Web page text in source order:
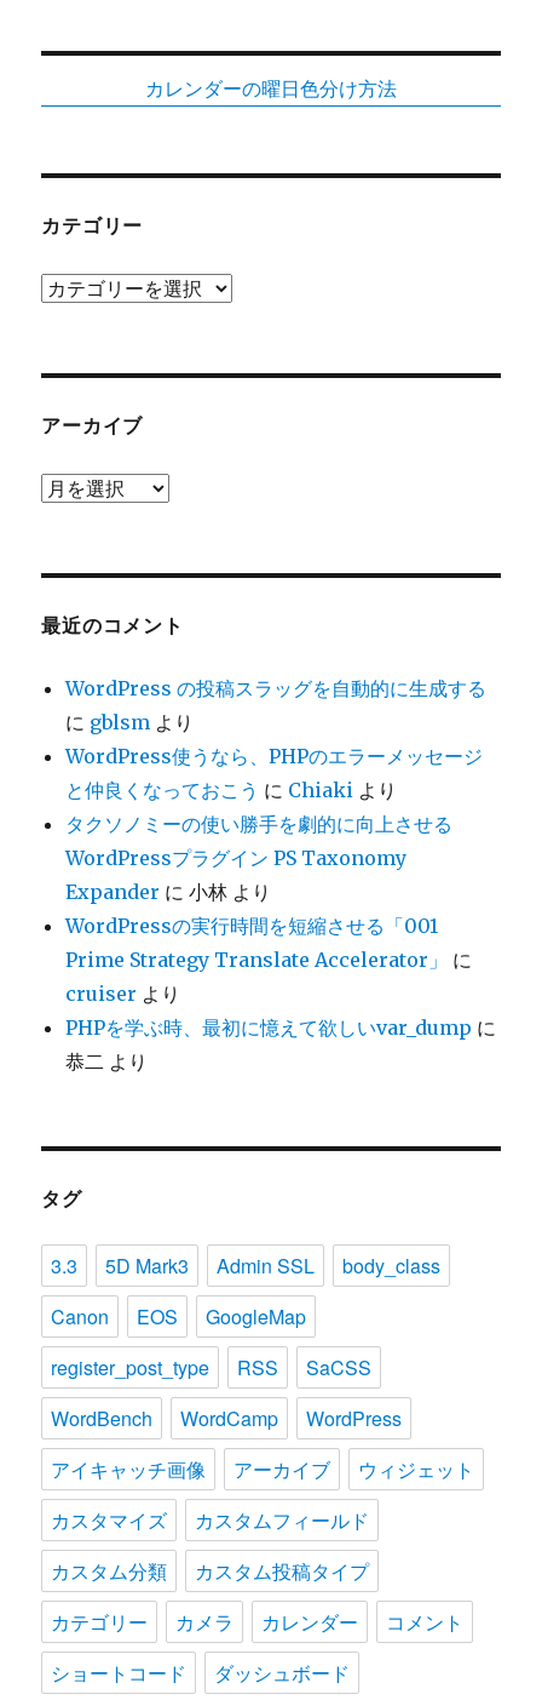
カレンダーの曜日色分け方法
カテゴリー
カ
ー
アーカイブ
ア
ブ
最近のコメント
WordPress の投稿スラッグを自動的に生成する
に gblsm より
WordPress使うなら、PHPのエラーメッセージ
と仲良くなっておこう に Chiaki より
タクソノミーの使い勝手を劇的に向上させる
WordPressプラグイン PS Taxonomy
Expander に小林 より
WordPressの実行時間を短縮させる「001
Prime Strategy Translate Accelerator」
に
cruiser より
PHPを学ぶ時、最初に憶えて欲しいvar_dump に
恭二 より
タグ
3.3 5D Mark3 Admin SSL
body_class
Canon
EOS
GoogleMap
register_post_type
RSS
SaCSS
WordBench
WordCamp
WordPress
アイキャッチ画像
アーカイブ
ウィジェット
カスタマイズ
カスタムフィールド
カスタム分類
カスタム投稿タイプ
カテゴリー
カメラ カレンダー
コメント
ショートコード
ダッシュボード